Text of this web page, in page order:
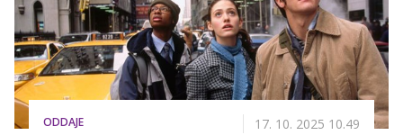
ODDAJE 17. 10. 2025 10.49